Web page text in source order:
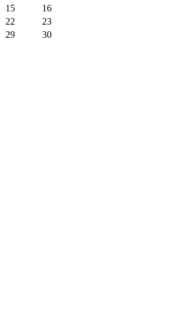
15
16
22
23
29
30